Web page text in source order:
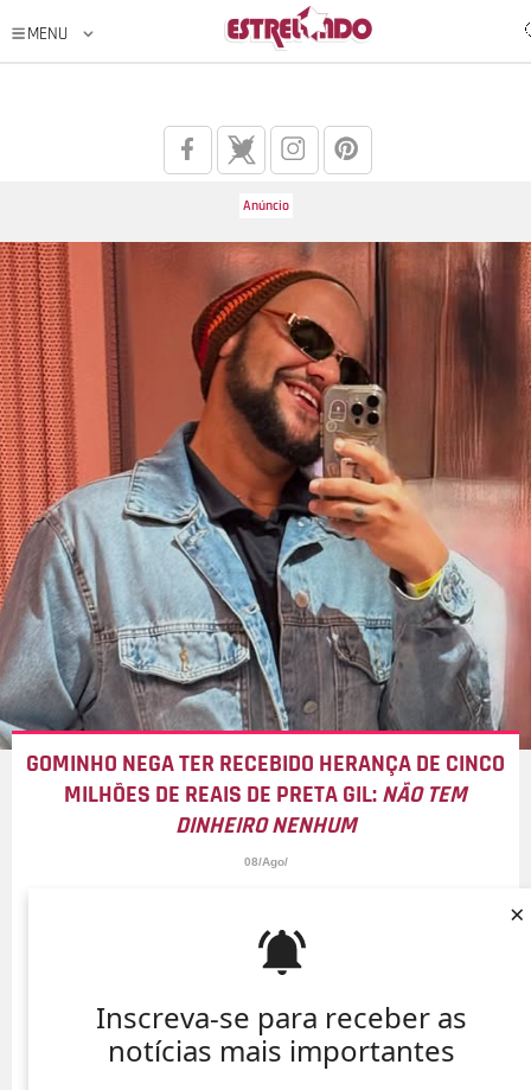
Inscreva-se para receber as
notícias mais importantes
×
GOMINHO NEGA TER RECEBIDO HERANÇA DE CINCO
MILHÕES DE REAIS DE PRETA GIL:NÃO TEM
DINHEIRO NENHUM
08/Ago/